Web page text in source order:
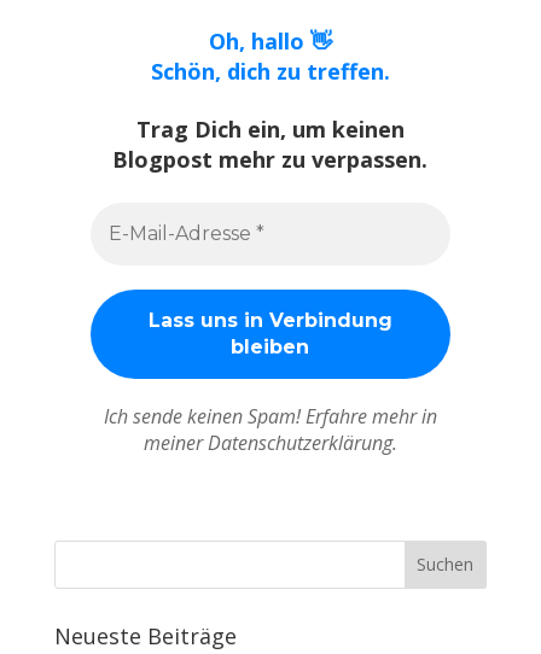
Oh, hallo 👋
Schön, dich zu treffen.
Trag Dich ein, um keinen
Blogpost mehr zu verpassen.
Ich sende keinen Spam! Erfahre mehr in
meiner Datenschutzerklärung.
Neueste Beiträge